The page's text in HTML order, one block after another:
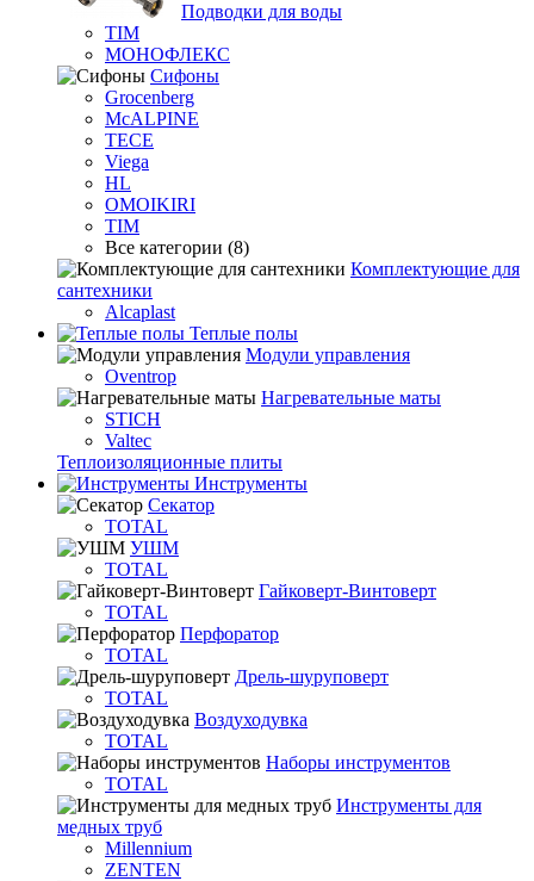
Подводки для воды
TIM
МОНОФЛЕКС
Сифоны
Grocenberg
McALPINE
TECE
Viega
HL
OMOIKIRI
TIM
Все категории (8)
Комплектующие для
сантехники
Alcaplast
Теплые полы
Модули управления
Oventrop
Нагревательные маты
STICH
Valtec
Теплоизоляционные плиты
Инструменты
Секатор
TOTAL
УШМ
TOTAL
Гайковерт-Винтоверт
TOTAL
Перфоратор
TOTAL
Дрель-шуруповерт
TOTAL
Воздуходувка
TOTAL
Наборы инструментов
TOTAL
Инструменты для
медных труб
Millennium
ZENTEN